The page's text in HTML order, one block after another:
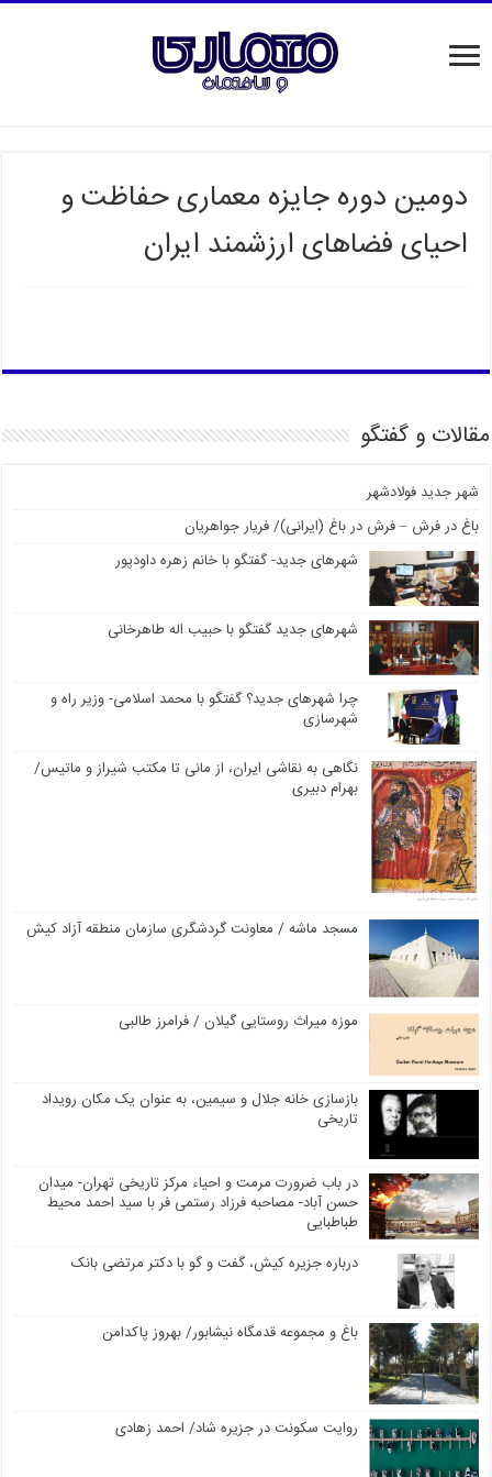
دومین دوره جایزه معماری حفاظت و
احیای فضاهای ارزشمند ایران
مقالات و گفتگو
شهر جدید فولادشهر
باغ در فرش – فرش در باغ (ایرانی)/ فریار جواهریان
شهرهای جدید- گفتگو با خانم زهره داودپور
شهرهای جدید گفتگو با حبیب اله طاهرخانی
چرا شهرهای جدید؟ گفتگو با محمد اسلامی- وزیر راه و
شهرسازی
نگاهی به نقاشی ایران، از مانی تا مکتب شیراز و ماتیس/
بهرام دبیری
مسجد ماشه / معاونت گردشگری سازمان منطقه آزاد کیش
موزه میراث روستایی گیلان / فرامرز طالبی
بازسازی خانه جلال و سیمین، به عنوان یک مکان رویداد
تاریخی
در باب ضرورت مرمت و احیاء مرکز تاریخی تهران- میدان
حسن آباد- مصاحبه فرزاد رستمی فر با سید احمد محیط
طباطبایی
درباره جزیره کیش، گفت و گو با دکتر مرتضی بانک
باغ و مجموعه قدمگاه نیشابور/ بهروز پاکدامن
روایت سکونت در جزیره شاد/ احمد زهادی